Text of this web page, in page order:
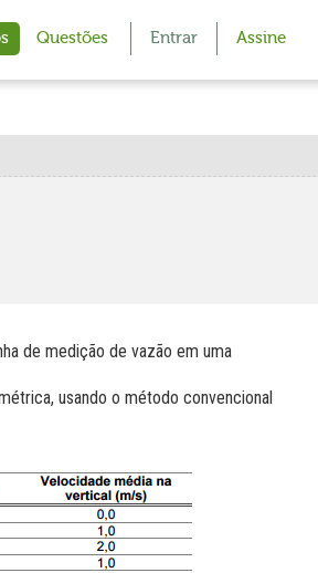
Questões Entrar Assine
de medição de vazão em uma
usando o método convencional